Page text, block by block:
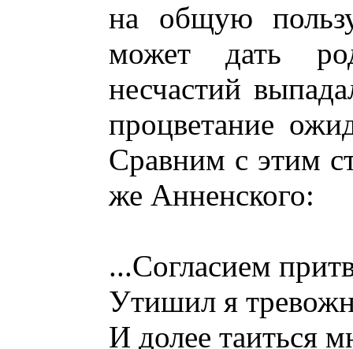
на общую
может дать
несчастий
процветание
Сравним с этим
же Анненского:
...Согласием
Утишил я
И долее таиться